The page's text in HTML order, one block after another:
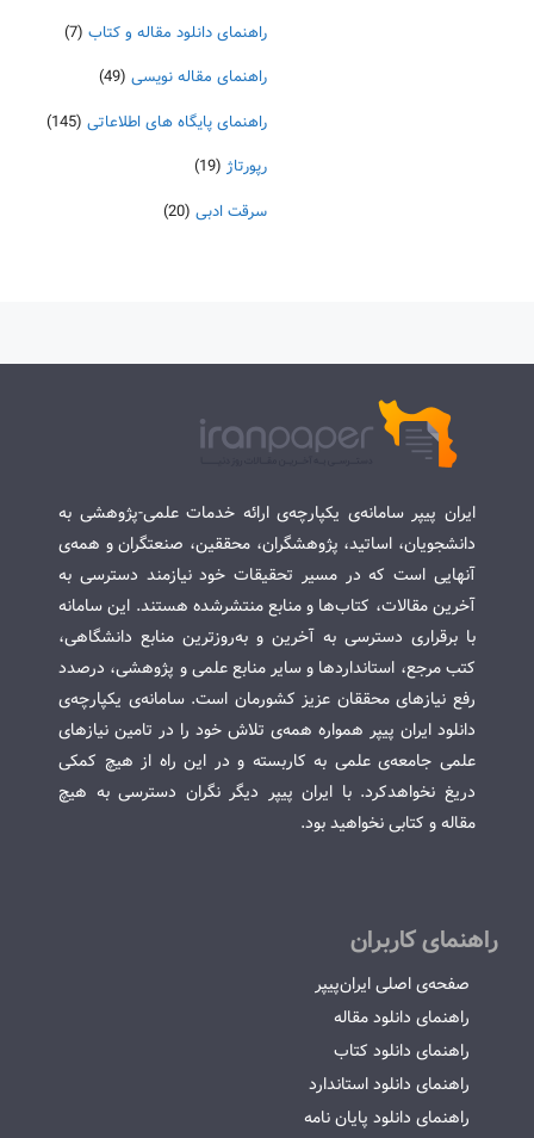
راهنمای دانلود مقاله و کتاب (7)
راهنمای مقاله نویسی (49)
راهنمای پایگاه های اطلاعاتی (145)
رپورتاژ (19)
سرقت ادبی (20)
ایران پیپر سامانه‌ی یکپارچه‌ی ارائه خدمات علمی-پژوهشی به
دانشجویان، اساتید، پژوهشگران، محققین، صنعتگران و همه‌ی
آنهایی است که در مسیر تحقیقات خود نیازمند دسترسی به
آخرین مقالات، کتاب‌ها و منابع منتشرشده هستند. این سامانه
با برقراری دسترسی به آخرین و به‌روزترین منابع دانشگاهی،
کتب مرجع، استانداردها و سایر منابع علمی و پژوهشی، درصدد
رفع نیازهای محققان عزیز کشورمان است. سامانه‌ی یکپارچه‌ی
دانلود ایران پیپر همواره همه‌ی تلاش خود را در تامین نیازهای
علمی جامعه‌ی علمی به کاربسته و در این راه از هیچ کمکی
دریغ نخواهدکرد. با ایران پیپر دیگر نگران دسترسی به هیچ
مقاله و کتابی نخواهید بود.
راهنمای کاربران
صفحه‌ی اصلی ایران‌پیپر
راهنمای دانلود مقاله
راهنمای دانلود کتاب
راهنمای دانلود استاندارد
راهنمای دانلود پایان نامه